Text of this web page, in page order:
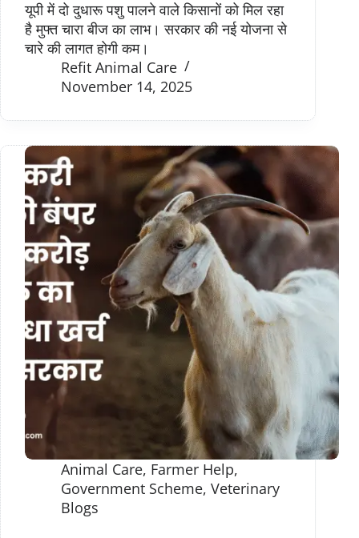
यूपी में दो दुधारू पशु पालने वाले किसानों को मिल रहा
है मुफ्त चारा बीज का लाभ। सरकार की नई योजना से
चारे की लागत होगी कम।
Refit Animal Care
November 14, 2025
Animal Care, Farmer Help,
Government Scheme, Veterinary
Blogs